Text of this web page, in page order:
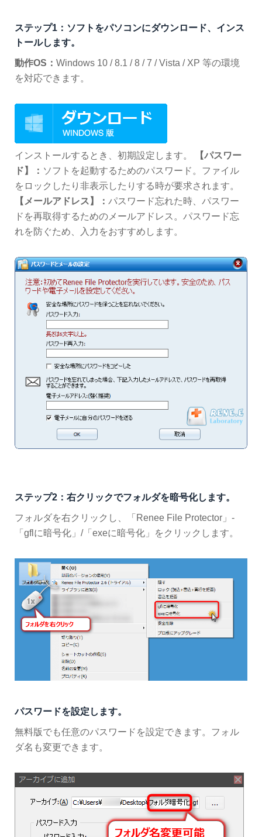
ステップ1：ソフトをパソコンにダウンロード、インス
トールします。
動作OS： Windows 10 / 8.1 / 8 / 7 / Vista / XP 等の環境
を対応できます。
インストールするとき、初期設定します。
【パスワー
ド】： ソフトを起動するためのパスワード。ファイル
をロックしたり非表示したりする時が要求されます。
【メールアドレス】： パスワード忘れた時、パスワー
ドを再取得するためのメールアドレス。パスワード忘
れを防ぐため、入力をおすすめします。
ステップ2：右クリックでフォルダを暗号化します。
フォルダを右クリックし、「Renee File Protector」-
「gflに暗号化」/「exeに暗号化」をクリックします。
パスワードを設定します。
無料版でも任意のパスワードを設定できます。フォル
ダ名も変更できます。